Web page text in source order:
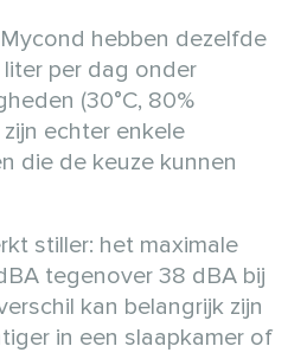
hebben dezelfde
per dag onder
(30°C, 80%
echter enkele
die de keuze kunnen
stiller: het maximale
tegenover 38 dBA bij
kan belangrijk zijn
in een slaapkamer of